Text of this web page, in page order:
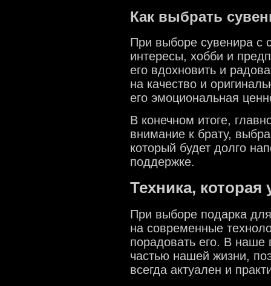
Как выбрать
При выборе сувенира с
интересы, хобби и
его вдохновить и
на качество и
его эмоциональная
В конечном итоге,
внимание к брату,
который будет долго
поддержке.
Техника, которая
При выборе подарка
на современные
порадовать его. В наше
частью нашей жизни,
всегда актуален и